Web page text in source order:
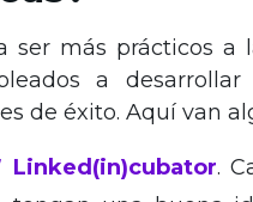
ser más prácticos a
a desarrollar
de éxito. Aquí van
Linked(in)cubator.